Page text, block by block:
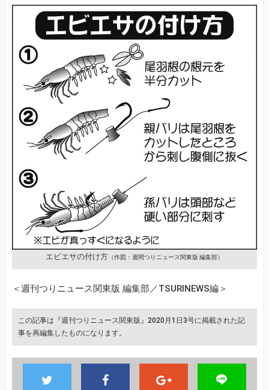
エビエサの付け方 （作図：週間つりニュース関東版 編集部）
＜週刊つりニュース関東版 編集部／TSURINEWS編＞
この記事は『週刊つりニュース関東版』2020月1日3号に掲載された記
事を再編集したものになります。